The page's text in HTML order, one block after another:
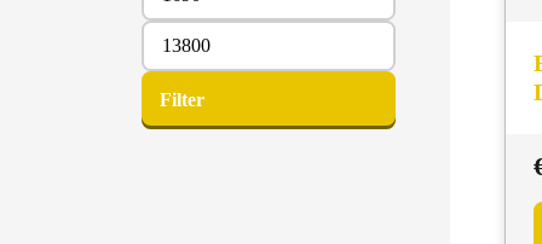
prijs
Max.
prijs
Filter